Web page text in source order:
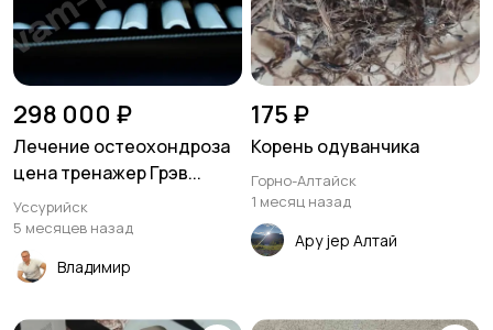
298 000 ₽
Лечение остеохондроза
цена тренажер Грэв...
Уссурийск
5 месяцев назад
Владимир
175 ₽
Корень одуванчика
Горно-Алтайск
1 месяц назад
Ару jер Алтай